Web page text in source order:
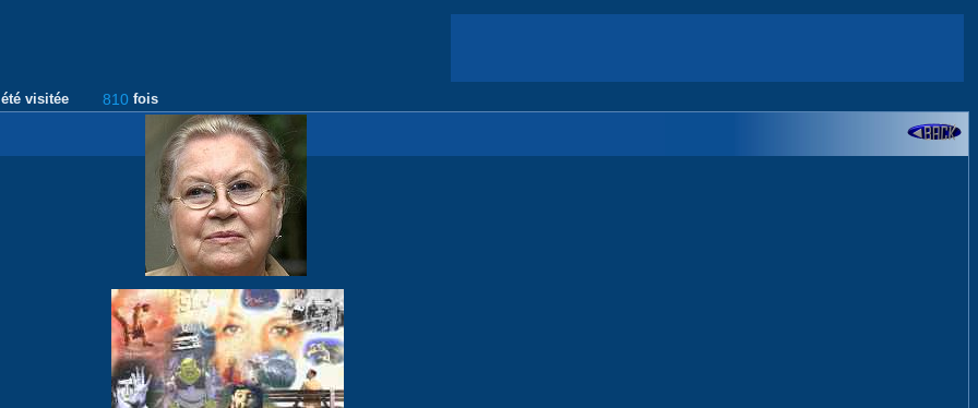
visitée 810 fois